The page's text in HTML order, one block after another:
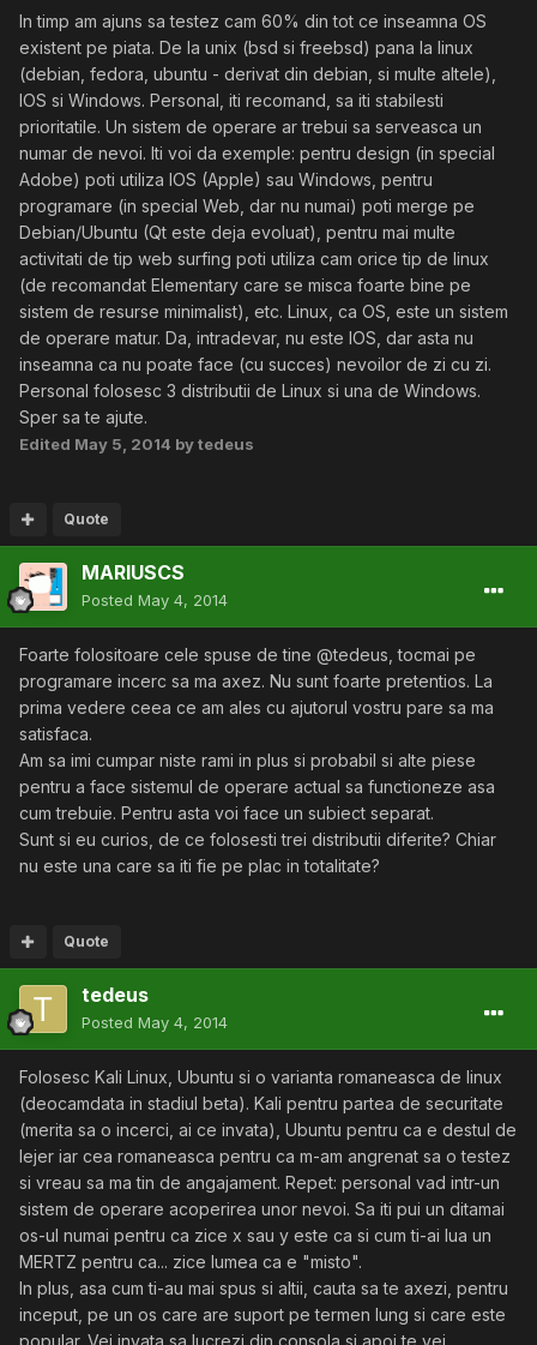
In timp am ajuns sa testez cam 60% din tot ce inseamna OS
existent pe piata. De la unix (bsd si freebsd) pana la linux
(debian, fedora, ubuntu - derivat din debian, si multe altele),
IOS si Windows. Personal, iti recomand, sa iti stabilesti
prioritatile. Un sistem de operare ar trebui sa serveasca un
numar de nevoi. Iti voi da exemple: pentru design (in special
Adobe) poti utiliza IOS (Apple) sau Windows, pentru
programare (in special Web, dar nu numai) poti merge pe
Debian/Ubuntu (Qt este deja evoluat), pentru mai multe
activitati de tip web surfing poti utiliza cam orice tip de linux
(de recomandat Elementary care se misca foarte bine pe
sistem de resurse minimalist), etc. Linux, ca OS, este un sistem
de operare matur. Da, intradevar, nu este IOS, dar asta nu
inseamna ca nu poate face (cu succes) nevoilor de zi cu zi.
Personal folosesc 3 distributii de Linux si una de Windows.
Sper sa te ajute.
Edited May 5, 2014 by tedeus
Quote
MARIUSCS
Posted May 4, 2014
Foarte folositoare cele spuse de tine @tedeus, tocmai pe
programare incerc sa ma axez. Nu sunt foarte pretentios. La
prima vedere ceea ce am ales cu ajutorul vostru pare sa ma
satisfaca.
Am sa imi cumpar niste rami in plus si probabil si alte piese
pentru a face sistemul de operare actual sa functioneze asa
cum trebuie. Pentru asta voi face un subiect separat.
Sunt si eu curios, de ce folosesti trei distributii diferite? Chiar
nu este una care sa iti fie pe plac in totalitate?
Quote
tedeus
Posted May 4, 2014
Folosesc Kali Linux, Ubuntu si o varianta romaneasca de linux
(deocamdata in stadiul beta). Kali pentru partea de securitate
(merita sa o incerci, ai ce invata), Ubuntu pentru ca e destul de
lejer iar cea romaneasca pentru ca m-am angrenat sa o testez
si vreau sa ma tin de angajament. Repet: personal vad intr-un
sistem de operare acoperirea unor nevoi. Sa iti pui un ditamai
os-ul numai pentru ca zice x sau y este ca si cum ti-ai lua un
MERTZ pentru ca... zice lumea ca e "misto".
In plus, asa cum ti-au mai spus si altii, cauta sa te axezi, pentru
inceput, pe un os care are suport pe termen lung si care este